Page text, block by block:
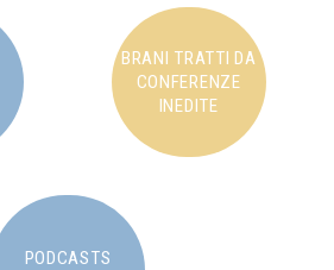
BRANI TRATTI DA
CONFERENZE
INEDITE
PODCASTS